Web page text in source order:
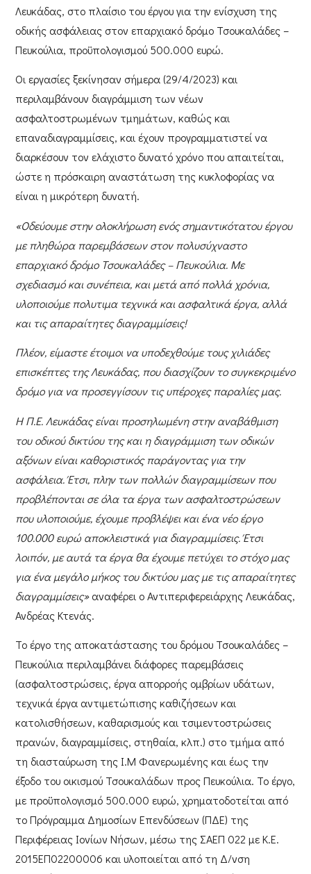
Λευκάδας, στο πλαίσιο του έργου για τηνενίσχυση της
οδικής ασφάλειας στον επαρχιακό δρόμο Τσουκαλάδες –
Πευκούλια, προϋπολογισμού 500.000 ευρώ.
Οι εργασίες ξεκίνησαν σήμερα (29/4/2023) και
περιλαμβάνουν διαγράμμιση των νέων
ασφαλτοστρωμένων τμημάτων, καθώς και
επαναδιαγραμμίσεις, και έχουν προγραμματιστεί να
διαρκέσουν τον ελάχιστο δυνατό χρόνο που απαιτείται,
ώστε η πρόσκαιρη αναστάτωση της κυκλοφορίας να
είναι η μικρότερη δυνατή.
«Οδεύουμε στην ολοκλήρωση ενός σημαντικότατου έργου
με πληθώρα παρεμβάσεων στον πολυσύχναστο
επαρχιακό δρόμο Τσουκαλάδες – Πευκούλια. Με
σχεδιασμό και συνέπεια, και μετά από πολλά χρόνια,
υλοποιούμε πολυτιμα τεχνικά και ασφαλτικά έργα, αλλά
και τις απαραίτητες διαγραμμίσεις!
Πλέον, είμαστε έτοιμοι να υποδεχθούμε τους χιλιάδες
επισκέπτες της Λευκάδας, που διασχίζουν το συγκεκριμένο
δρόμο για να προσεγγίσουν τις υπέροχες παραλίες μας.
Η Π.Ε. Λευκάδας είναι προσηλωμένη στην αναβάθμιση
του οδικού δικτύου της και η διαγράμμιση των οδικών
αξόνων είναι καθοριστικός παράγοντας για την
ασφάλεια. Έτσι, πλην των πολλών διαγραμμίσεων που
προβλέπονται σε όλα τα έργα των ασφαλτοστρώσεων
που υλοποιούμε, έχουμε προβλέψει και ένα νέο έργο
100.000 ευρώ αποκλειστικά για διαγραμμίσεις. Έτσι
λοιπόν, με αυτά τα έργα θα έχουμε πετύχει το στόχο μας
για ένα μεγάλο μήκος του δικτύου μας με τις απαραίτητες
διαγραμμίσεις»αναφέρει οΑντιπεριφερειάρχης Λευκάδας,
Ανδρέας Κτενάς.
Το έργο της αποκατάστασης του δρόμου Τσουκαλάδες –
Πευκούλια περιλαμβάνει διάφορες παρεμβάσεις
(ασφαλτοστρώσεις, έργα απορροής ομβρίων υδάτων,
τεχνικά έργα αντιμετώπισης καθιζήσεων και
κατολισθήσεων, καθαρισμούς και τσιμεντοστρώσεις
πρανών, διαγραμμίσεις, στηθαία, κλπ.) στο τμήμα από
τη διασταύρωση της Ι.Μ Φανερωμένης και έως την
έξοδο του οικισμού Τσουκαλάδων προς Πευκούλια. Το έργο,
με προϋπολογισμό 500.000 ευρώ, χρηματοδοτείται από
τοΠρόγραμμα Δημοσίων Επενδύσεων (ΠΔΕ) της
Περιφέρειας Ιονίων Νήσων, μέσω της ΣΑΕΠ 022 με Κ.Ε.
2015ΕΠ02200006 και υλοποιείται από τη Δ/νση